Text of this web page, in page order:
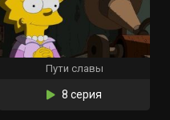
Пути славы
8 серия